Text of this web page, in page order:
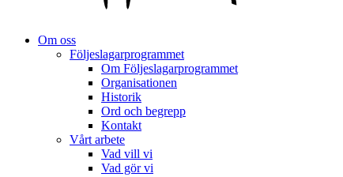
Om oss
Följeslagarprogrammet
Om Följeslagarprogrammet
Organisationen
Historik
Ord och begrepp
Kontakt
Vårt arbete
Vad vill vi
Vad gör vi